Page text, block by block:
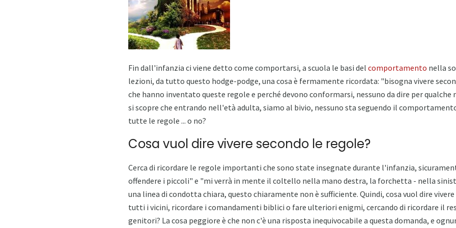
Fin dall'infanzia ci viene detto come comportarsi, a scuola le basi del comportamento nella
lezioni, da tutto questo hodge-podge, una cosa è fermamente ricordata: "bisogna vivere
che hanno inventato queste regole e perché devono conformarsi, nessuno da dire per
si scopre che entrando nell'età adulta, siamo al bivio, nessuno sta seguendo il
tutte le regole ... o no?
Cosa vuol dire vivere secondo le regole?
Cerca di ricordare le regole importanti che sono state insegnate durante l'infanzia,
offendere i piccoli" e "mi verrà in mente il coltello nella mano destra, la forchetta - nella
una linea di condotta chiara, questo chiaramente non è sufficiente. Quindi, cosa vuol dire
tutti i vicini, ricordare i comandamenti biblici o fare ulteriori enigmi, cercando di ricordare il
genitori? La cosa peggiore è che non c'è una risposta inequivocabile a questa domanda, e